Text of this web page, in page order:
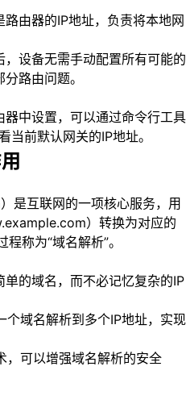
由器的IP地址，负责将本地网
设备无需手动配置所有可能的
路由问题。
中设置，可以通过命令行工具
前默认网关的IP地址。
是互联网的一项核心服务，用
）转换为对应的
称为“域名解析”。
的域名，而不必记忆复杂的IP
个域名解析到多个IP地址，实现
，可以增强域名解析的安全